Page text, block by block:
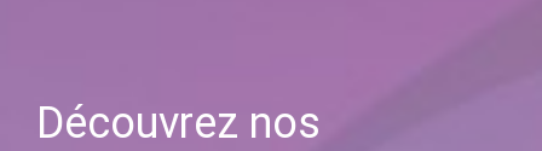
Découvrez nos